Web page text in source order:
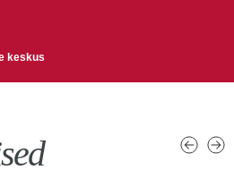
keskus